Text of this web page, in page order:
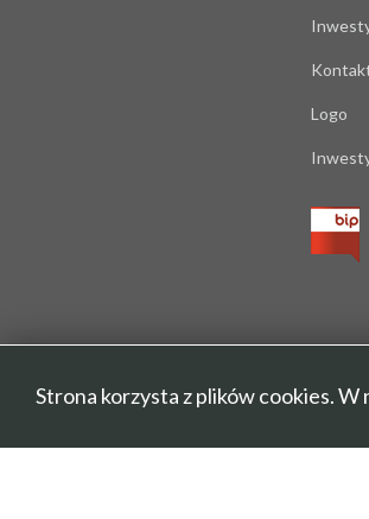
Logo
Strona korzysta z plików cookies.